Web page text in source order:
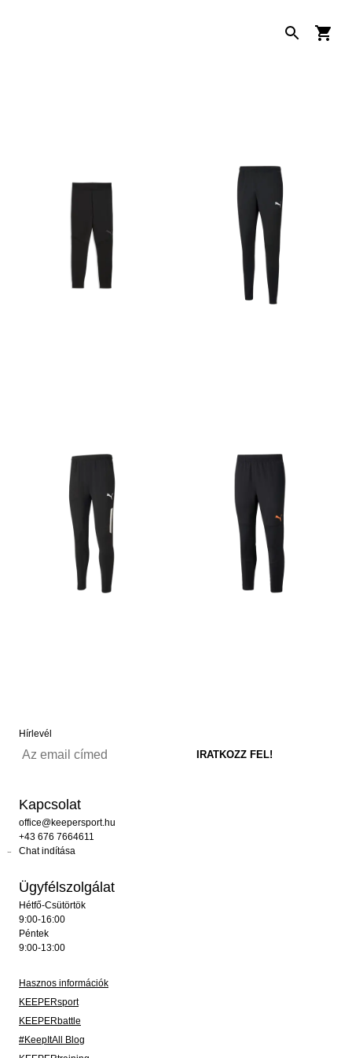
Hírlevél
Kapcsolat
office@keepersport.hu
+43 676 7664611
Chat indítása
Ügyfélszolgálat
Hétfő-Csütörtök
9:00-16:00
Péntek
9:00-13:00
Hasznos információk
KEEPERsport
KEEPERbattle
#KeepItAll Blog